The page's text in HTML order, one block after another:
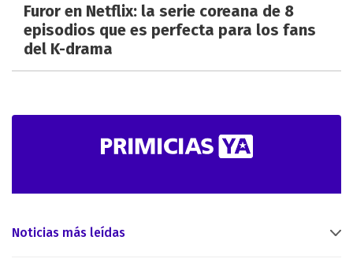
Furor en Netflix: la serie coreana de 8
episodios que es perfecta para los fans
del K-drama
Noticias más leídas